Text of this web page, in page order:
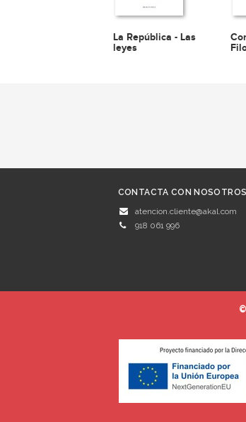
La República - Las
leyes
CONTACTA CON NOSOTROS
atencion.cliente@akal.com
918 061 996